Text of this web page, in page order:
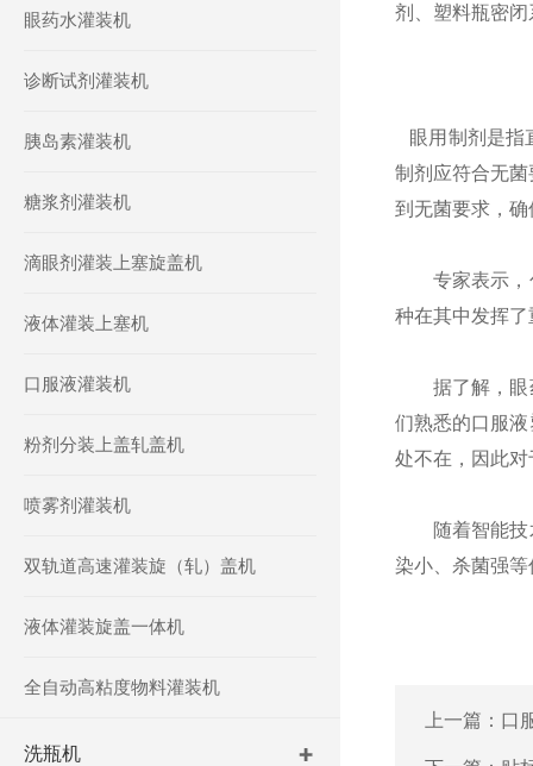
眼药水灌装机
诊断试剂灌装机
胰岛素灌装机
糖浆剂灌装机
滴眼剂灌装上塞旋盖机
液体灌装上塞机
口服液灌装机
粉剂分装上盖轧盖机
喷雾剂灌装机
双轨道高速灌装旋（轧）盖机
液体灌装旋盖一体机
全自动高粘度物料灌装机
洗瓶机
剂、塑料瓶密
眼用制剂是指
制剂应符合无
到无菌要求，
专家表示，包
种在其中发挥
据了解，眼药
们熟悉的口服
处不在，因此
随着智能技术
染小、杀菌强
上一篇： 口